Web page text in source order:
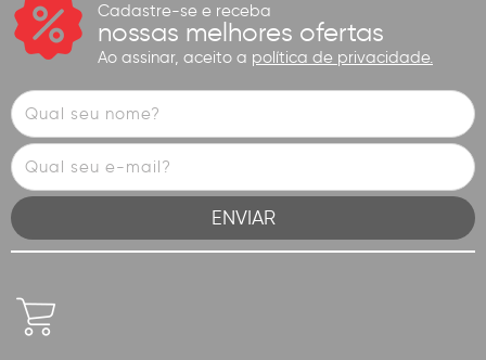
Cadastre-se e receba
nossas melhores ofertas
Ao assinar, aceito a política de privacidade.